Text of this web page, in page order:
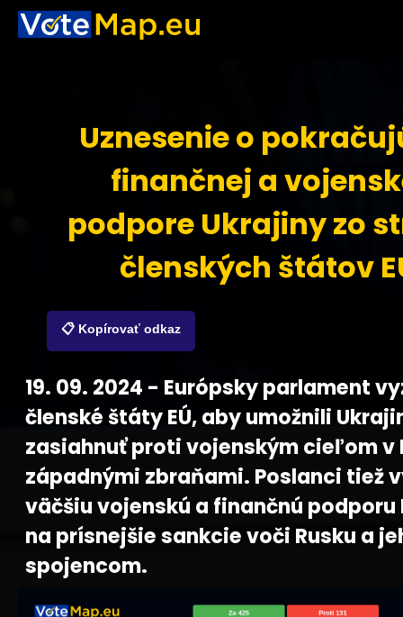
Uznesenie o
finančnej a
podpore Ukrajiny zo
členských štátov
📋 Kopírovať odkaz
19. 09. 2024 - Európsky parlament
členské štáty EÚ, aby umožnili
zasiahnuť proti vojenským cieľom v
západnými zbraňami. Poslanci tiež
väčšiu vojenskú a finančnú podporu
na prísnejšie sankcie voči Rusku a
spojencom.